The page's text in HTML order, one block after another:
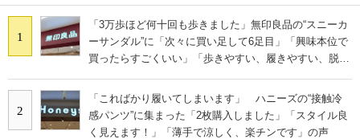
1
「3万歩ほど何十回も歩きました」無印良品の“スニーカ
ーサンダル”に「次々に買い足して6足目」「興味本位で
買ったらすごくいい」「歩きやすい、履きやすい、脱ぎ
2
「こればかり履いてしまいます」 ハニーズの“接触冷
感パンツ”に集まった「2枚購入しました」「スタイル良
く見えます！」「薄手で涼しく、楽チンです」の声